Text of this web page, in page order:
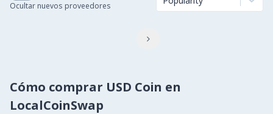
Ocultar nuevos proveedores

Cómo comprar USD Coin en
LocalCoinSwap